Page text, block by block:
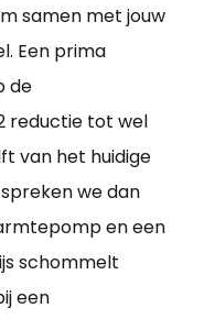
samen met jouw
Een prima
de
reductie tot wel
van het huidige
we dan
en een
schommelt
een